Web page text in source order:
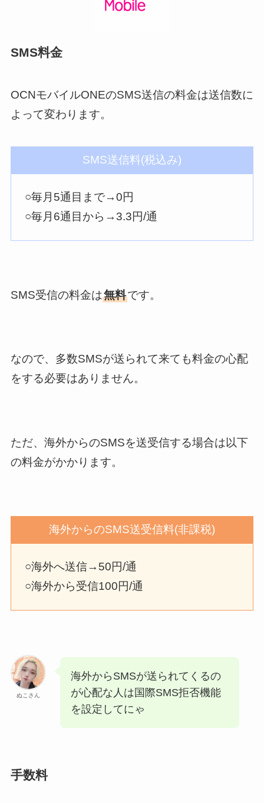
SMS料金
OCNモバイルONEのSMS送信の料金は送信数に
よって変わります。
SMS送信料(税込み)
○毎月5通目まで→0円
○毎月6通目から→3.3円/通
SMS受信の料金は無料です。
なので、多数SMSが送られて来ても料金の心配
をする必要はありません。
ただ、海外からのSMSを送受信する場合は以下
の料金がかかります。
海外からのSMS送受信料(非課税)
○海外へ送信→50円/通
○海外から受信100円/通
ぬこさん
海外からSMSが送られてくるの
が心配な人は国際SMS拒否機能
を設定してにゃ
手数料